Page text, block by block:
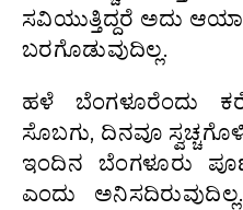
ಸವಿಯುತ್ತಿದ್ದರೆ ಅದು
ಬರಗೊಡುವುದಿಲ್ಲ.
ಹಳೆ ಬೆಂಗಳೂರೆಂದು
ಸೊಬಗು, ದಿನವೂ
ಇಂದಿನ ಬೆಂಗಳೂರು
ಎಂದು